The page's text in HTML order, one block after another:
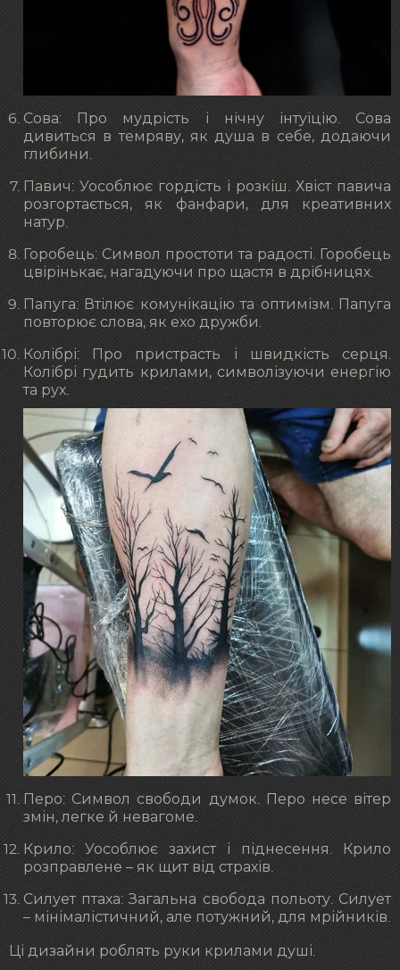
Сова: Про мудрість і нічну інтуїцію. Сова
дивиться в темряву, як душа в себе, додаючи
глибини.
Павич: Уособлює гордість і розкіш. Хвіст павича
розгортається, як фанфари, для креативних
натур.
Горобець: Символ простоти та радості. Горобець
цвірінькає, нагадуючи про щастя в дрібницях.
Папуга: Втілює комунікацію та оптимізм. Папуга
повторює слова, як ехо дружби.
Колібрі: Про пристрасть і швидкість серця.
Колібрі гудить крилами, символізуючи енергію
та рух.
Перо: Символ свободи думок. Перо несе вітер
змін, легке й невагоме.
Крило: Уособлює захист і піднесення. Крило
розправлене – як щит від страхів.
Силует птаха: Загальна свобода польоту. Силует
– мінімалістичний, але потужний, для мрійників.
Ці дизайни роблять руки крилами душі.